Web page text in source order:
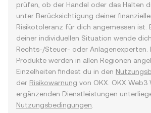
prüfen, ob der Handel oder das Halten
unter Berücksichtigung deiner
Risikotoleranz für dich angemessen ist.
deiner individuellen Situation wende
Rechts-/Steuer- oder Anlagenexperten.
Produkte werden in allen Regionen
Einzelheiten findest du in den
der Risikowarnung von OKX. OKX
ergänzenden Dienstleistungen
Nutzungsbedingungen